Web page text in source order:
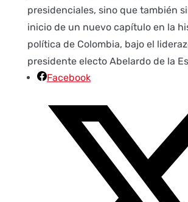
presidenciales, sino que también
inicio de un nuevo capítulo en la
política de Colombia, bajo el
presidente electo Abelardo de la
Facebook